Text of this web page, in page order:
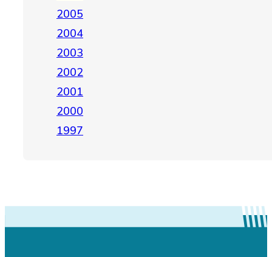
2005
2004
2003
2002
2001
2000
1997